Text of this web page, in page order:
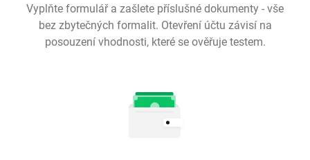
Vyplňte formulář a zašlete příslušné dokumenty - vše
bez zbytečných formalit. Otevření účtu závisí na
posouzení vhodnosti, které se ověřuje testem.